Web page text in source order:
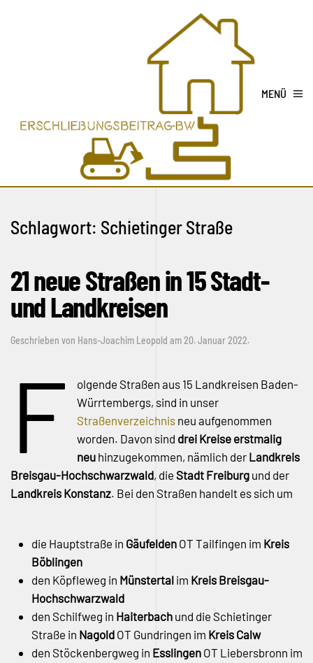
MENÜ
Schlagwort: Schietinger Straße
21 neue Straßen in 15 Stadt-
und Landkreisen
Geschrieben von Hans-Joachim Leopold am20. Januar 2022.
F
olgende Straßen aus 15 Landkreisen Baden-
Würrtembergs, sind in unser
Straßenverzeichnis neu aufgenommen
worden. Davon sind drei Kreise erstmalig
neu hinzugekommen, nämlich der Landkreis
Breisgau-Hochschwarzwald, die Stadt Freiburg und der
Landkreis Konstanz. Bei den Straßen handelt es sich um
die Hauptstraße in Gäufelden OT Tailfingen im Kreis
Böblingen
den Köpfleweg in Münstertal im Kreis Breisgau-
Hochschwarzwald
den Schilfweg in Haiterbach und die Schietinger
Straße in Nagold OT Gundringen im Kreis Calw
den Stöckenbergweg in Esslingen OT Liebersbronn im